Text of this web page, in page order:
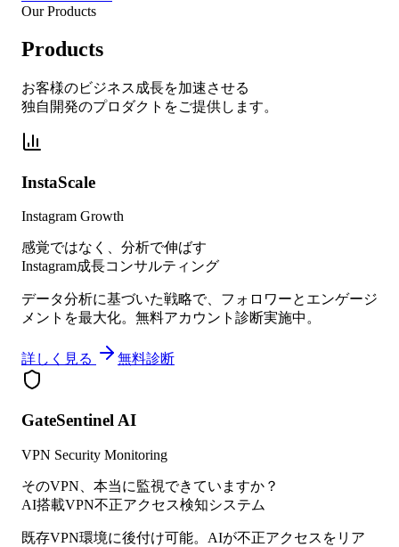
Our Products
Products
お客様のビジネス成長を加速させる
独自開発のプロダクトをご提供します。
InstaScale
Instagram Growth
感覚ではなく、分析で伸ばす
Instagram成長コンサルティング
データ分析に基づいた戦略で、フォロワーとエンゲージ
メントを最大化。無料アカウント診断実施中。
詳しく見る 無料診断
GateSentinel AI
VPN Security Monitoring
そのVPN、本当に監視できていますか？
AI搭載VPN不正アクセス検知システム
既存VPN環境に後付け可能。AIが不正アクセスをリア